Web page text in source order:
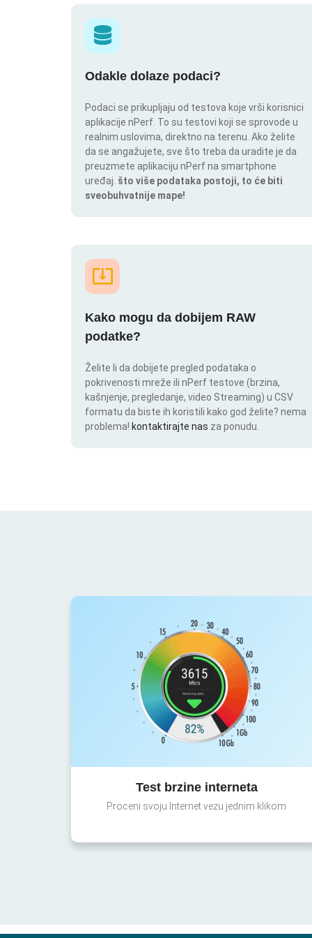
Odakle dolaze podaci?
Podaci se prikupljaju od testova koje vrši korisnici
aplikacije nPerf. To su testovi koji se sprovode u
realnim uslovima, direktno na terenu. Ako želite
da se angažujete, sve što treba da uradite je da
preuzmete aplikaciju nPerf na smartphone
uređaj. što više podataka postoji, to će biti
sveobuhvatnije mape!
Kako mogu da dobijem RAW
podatke?
Želite li da dobijete pregled podataka o
pokrivenosti mreže ili nPerf testove (brzina,
kašnjenje, pregledanje, video Streaming) u CSV
formatu da biste ih koristili kako god želite? nema
problema! kontaktirajte nas za ponudu.
Test brzine interneta
Proceni svoju Internet vezu jednim klikom